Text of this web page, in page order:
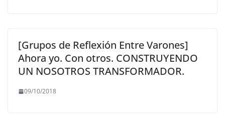
[Grupos de Reflexión Entre Varones]
Ahora yo. Con otros. CONSTRUYENDO
UN NOSOTROS TRANSFORMADOR.
09/10/2018